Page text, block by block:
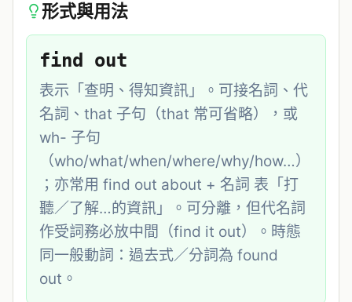
形式與用法
find out
表示「查明、得知資訊」。可接名詞、代
名詞、that 子句（that 常可省略），或
wh- 子句
（who/what/when/where/why/how…）
；亦常用 find out about + 名詞 表「打
聽／了解…的資訊」。可分離，但代名詞
作受詞務必放中間（find it out）。時態
同一般動詞：過去式／分詞為 found
out。